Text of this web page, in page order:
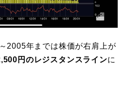
2005年までは株価が右肩上が
円のレジスタンスラインに